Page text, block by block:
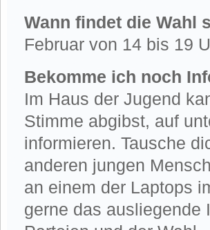
Wann findet die Wahl
Februar von 14 bis 19
Bekomme ich noch
Im Haus der Jugend
Stimme abgibst, auf
informieren. Tausche
anderen jungen
an einem der Laptops
gerne das ausliegende